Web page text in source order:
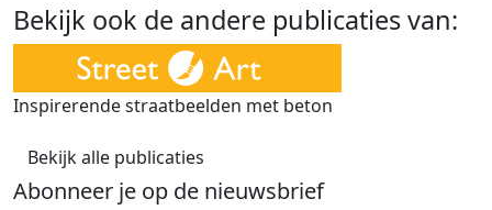
Bekijk ook de andere publicaties van:
Inspirerende straatbeelden met beton
Bekijk alle publicaties
Abonneer je op de nieuwsbrief